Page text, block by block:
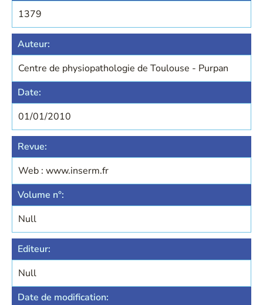
1379
Auteur:
Centre de physiopathologie de Toulouse - Purpan
Date:
01/01/2010
Revue:
Web : www.inserm.fr
Volume n°:
Null
Editeur:
Null
Date de modification: